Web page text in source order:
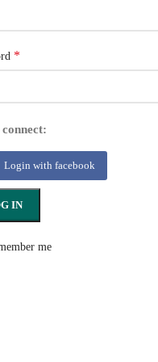
*
Login with facebook
IN
me